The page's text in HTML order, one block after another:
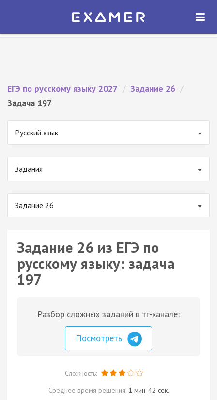
Экзамер — ЕГЭ 2027
ОТКРЫТЬ
ЕГЭ по русскому языку 2027 / Задание 26 /
Задача 197
Русский язык
Задания
Задание 26
Задание 26 из ЕГЭ по
русскому языку: задача
197
Разбор сложных заданий в тг-канале:
Посмотреть
Сложность:
Среднее время решения: 1 мин. 42 сек.